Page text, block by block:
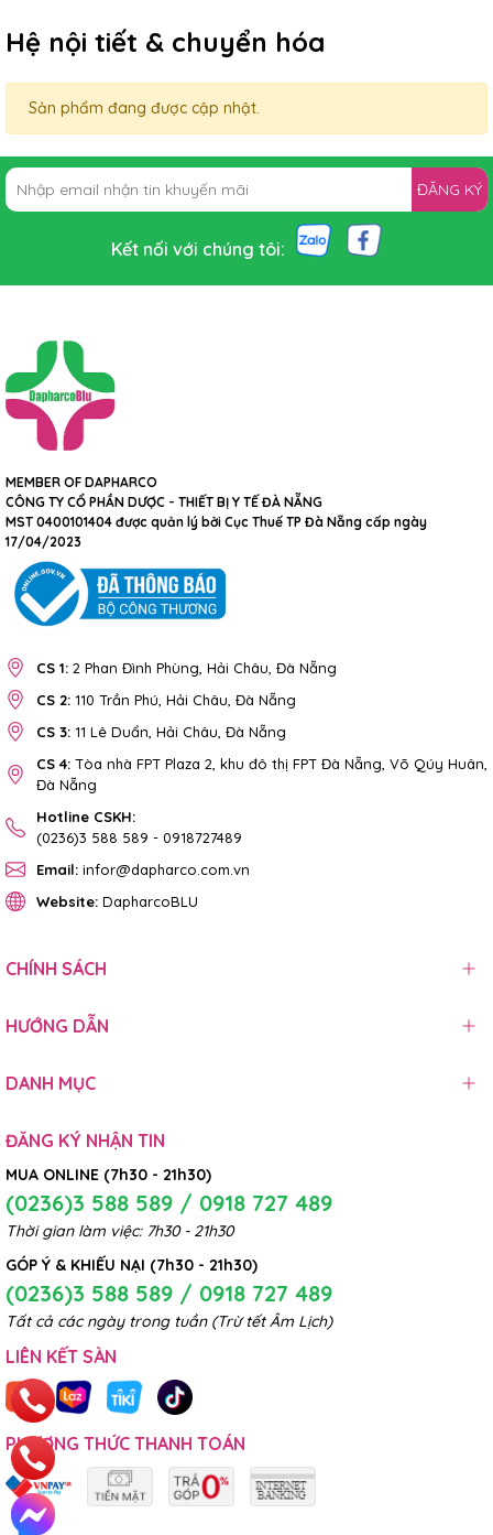
Hệ nội tiết & chuyển hóa
Sản phẩm đang được cập nhật.
ĐĂNG KÝ
Kết nối với chúng tôi:
MEMBER OF DAPHARCO
CÔNG TY CỔ PHẦN DƯỢC - THIẾT BỊ Y TẾ ĐÀ NẴNG
MST 0400101404 được quản lý bởi Cục Thuế TP Đà Nẵng cấp ngày
17/04/2023
CS 1: 2 Phan Đình Phùng, Hải Châu, Đà Nẵng
CS 2: 110 Trần Phú, Hải Châu, Đà Nẵng
CS 3: 11 Lê Duẩn, Hải Châu, Đà Nẵng
CS 4: Tòa nhà FPT Plaza 2, khu đô thị FPT Đà Nẵng, Võ Qúy Huân,
Đà Nẵng
Hotline CSKH:
(0236)3 588 589 - 0918727489
Email: infor@dapharco.com.vn
Website: DapharcoBLU
CHÍNH SÁCH
HƯỚNG DẪN
DANH MỤC
ĐĂNG KÝ NHẬN TIN
MUA ONLINE (7h30 - 21h30)
(0236)3 588 589 / 0918 727 489
Thời gian làm việc: 7h30 - 21h30
GÓP Ý & KHIẾU NẠI (7h30 - 21h30)
(0236)3 588 589 / 0918 727 489
Tất cả các ngày trong tuần (Trừ tết Âm Lịch)
LIÊN KẾT SÀN
PHƯƠNG THỨC THANH TOÁN